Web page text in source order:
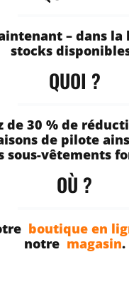
– dans
stocks
QUOI ?
de 30 % de
de pilote
sous-vêtements
OÙ ?
boutique en
notre magasin.